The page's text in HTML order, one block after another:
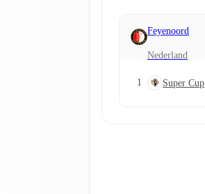
Feyenoord
Nederland
1 Super Cup